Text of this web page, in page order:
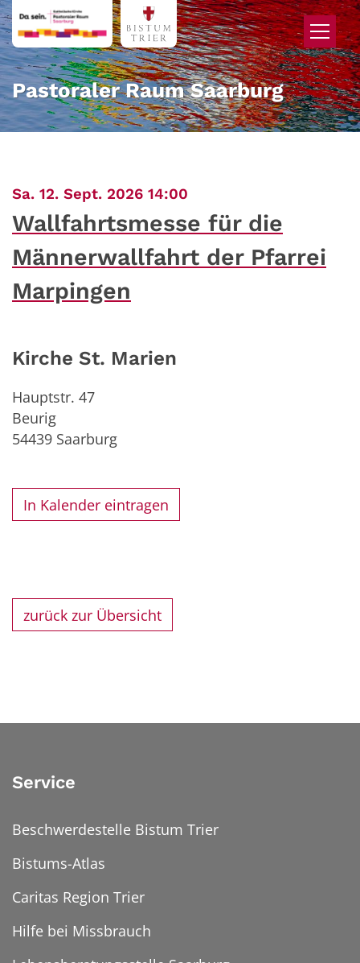
Zum Inhalt springen
Pastoraler Raum Saarburg
Sa. 12. Sept. 2026 14:00
Wallfahrtsmesse für die
Männerwallfahrt der Pfarrei
Marpingen
Kirche St. Marien
Hauptstr. 47
Beurig
54439 Saarburg
In Kalender eintragen
zurück zur Übersicht
Service
Beschwerdestelle Bistum Trier
Bistums-Atlas
Caritas Region Trier
Hilfe bei Missbrauch